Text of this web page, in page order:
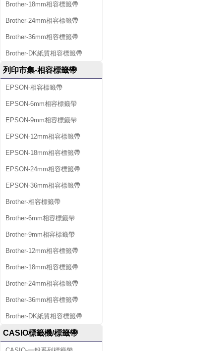
Brother-18mm相容標籤帶
Brother-24mm相容標籤帶
Brother-36mm相容標籤帶
Brother-DK紙質相容標籤帶
列印市集-相容標籤帶
EPSON-相容標籤帶
EPSON-6mm相容標籤帶
EPSON-9mm相容標籤帶
EPSON-12mm相容標籤帶
EPSON-18mm相容標籤帶
EPSON-24mm相容標籤帶
EPSON-36mm相容標籤帶
Brother-相容標籤帶
Brother-6mm相容標籤帶
Brother-9mm相容標籤帶
Brother-12mm相容標籤帶
Brother-18mm相容標籤帶
Brother-24mm相容標籤帶
Brother-36mm相容標籤帶
Brother-DK紙質相容標籤帶
CASIO標籤機/標籤帶